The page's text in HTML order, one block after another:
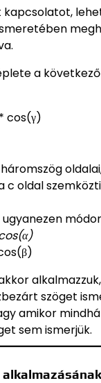
a
cos(γ)
c oldal
szöget
amikor
sem ismerjük.